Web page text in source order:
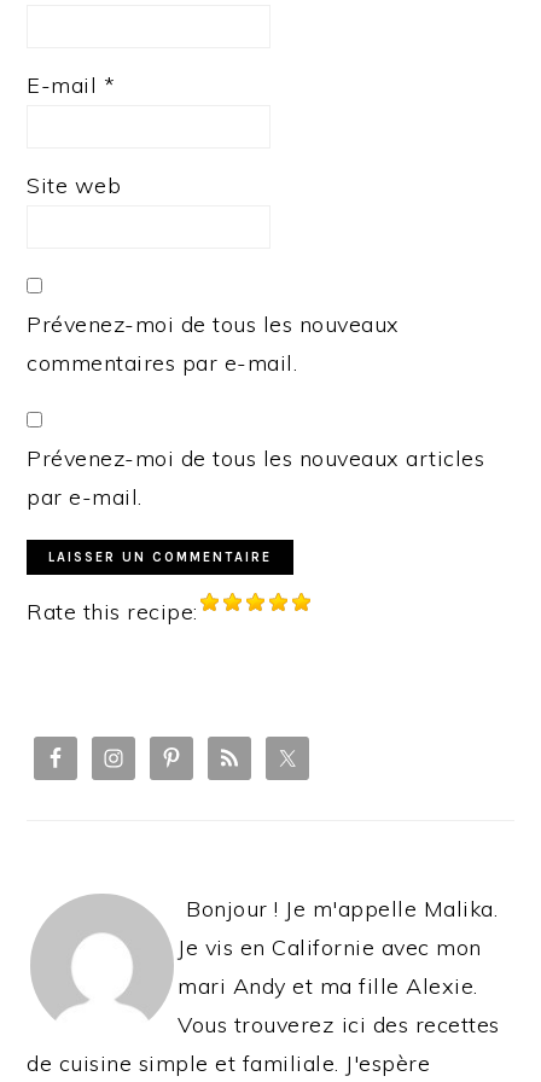
E-mail *
Site web
Prévenez-moi de tous les nouveaux
commentaires par e-mail.
Prévenez-moi de tous les nouveaux articles
par e-mail.
Rate this recipe:
SIDEBAR
Bonjour ! Je m'appelle Malika.
Je vis en Californie avec mon
mari Andy et ma fille Alexie.
Vous trouverez ici des recettes
de cuisine simple et familiale. J'espère